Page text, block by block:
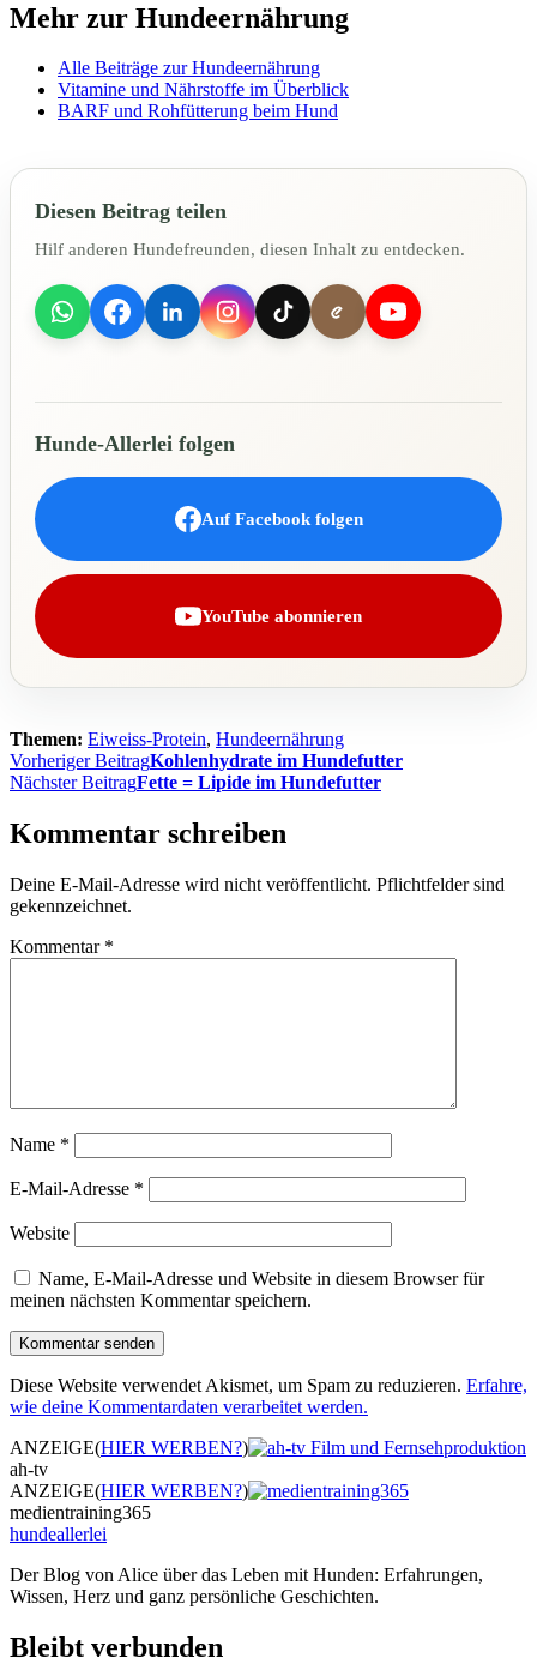
Mehr zur Hundeernährung
Alle Beiträge zur Hundeernährung
Vitamine und Nährstoffe im Überblick
BARF und Rohfütterung beim Hund
Diesen Beitrag teilen
Hilf anderen Hundefreunden, diesen Inhalt zu entdecken.
Hunde-Allerlei folgen
Auf Facebook folgen
YouTube abonnieren
Themen: Eiweiss-Protein, Hundeernährung
Beitragsnavigation
Vorheriger BeitragKohlenhydrate im Hundefutter
Nächster BeitragFette = Lipide im Hundefutter
Kommentar schreiben
Deine E-Mail-Adresse wird nicht veröffentlicht. Pflichtfelder sind
gekennzeichnet.
Kommentar *
Name *
E-Mail-Adresse *
Website
Name, E-Mail-Adresse und Website in diesem Browser für
meinen nächsten Kommentar speichern.
Diese Website verwendet Akismet, um Spam zu reduzieren. Erfahre,
wie deine Kommentardaten verarbeitet werden.
ANZEIGE(HIER WERBEN?)
ah-tv
ANZEIGE(HIER WERBEN?)
medientraining365
hundeallerlei
Der Blog von Alice über das Leben mit Hunden: Erfahrungen,
Wissen, Herz und ganz persönliche Geschichten.
Bleibt verbunden